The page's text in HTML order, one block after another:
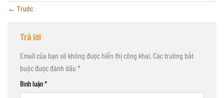
← Trước
Trả lời
Email của bạn sẽ không được hiển thị công khai. Các trường bắt
buộc được đánh dấu *
Bình luận*